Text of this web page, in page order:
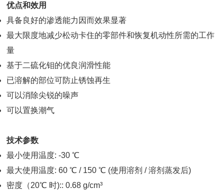
优点和效用
具备良好的渗透能力因而效果显著
最大限度地减少松动卡住的零部件和恢复机动性所需的工作
量
基于二硫化钼的优良润滑性能
已溶解的部位可防止锈蚀再生
可以消除尖锐的噪声
可以置换潮气
技术参数
最小使用温度: -30 ℃
最大使用温度: 60 ℃ / 150 ℃ (使用溶剂 / 溶剂蒸发后)
密度（20℃ 时):: 0.68 g/cm³